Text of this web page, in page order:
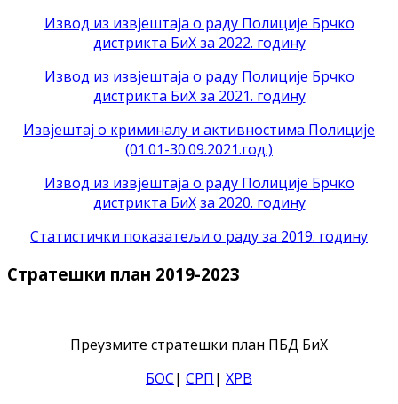
Извод из извјештаја о раду Полиције Брчко
дистрикта БиХ за 2022. годину
Извод из извјештаја о раду Полиције Брчко
дистрикта БиХ за 2021. годину
Извјештај о криминалу и активностима Полиције
(01.01-30.09.2021.год.)
Извод из извјештаја о раду Полиције Брчко
дистрикта БиХ за 2020. годину
Статистички показатељи о раду за 2019. годину
Стратешки план 2019-2023
Преузмите стратешки план ПБД БиХ
БОС| СРП | ХРВ